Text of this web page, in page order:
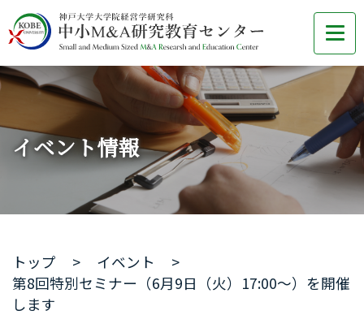
イベント情報
トップ
イベント
第8回特別セミナー（6月9日（火）17:00～）を開催
します